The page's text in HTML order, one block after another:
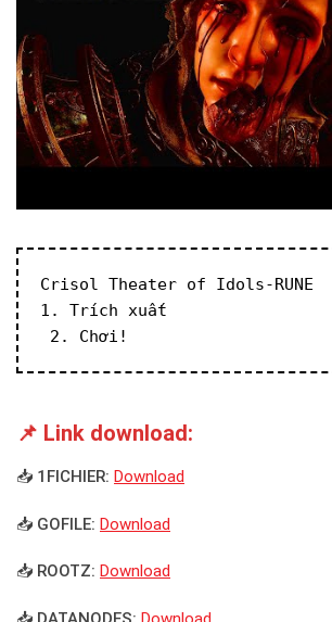
Crisol Theater of Idols-RUNE
1. Trích xuất
2. Chơi!
📌 Link download:
📥 1FICHIER: Download
📥 GOFILE: Download
📥 ROOTZ: Download